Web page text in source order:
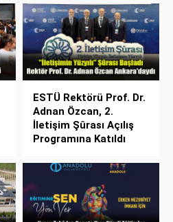
ESTÜ Rektörü Prof. Dr.
Adnan Özcan, 2.
İletişim Şûrası Açılış
Programına Katıldı